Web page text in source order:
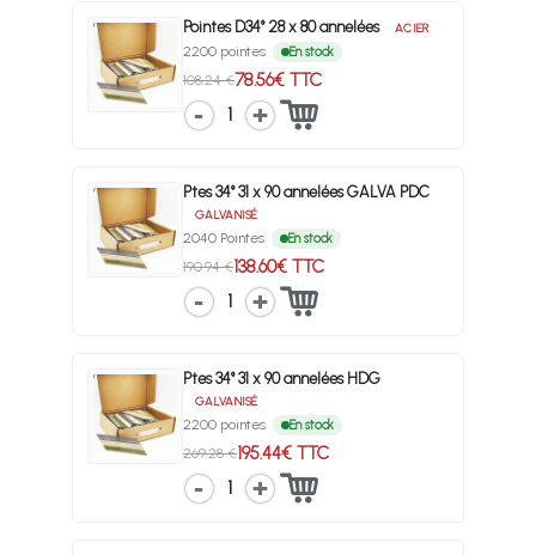
Pointes D34° 28 x 80 annelées ACIER
2200 pointes En stock
108.24 €78.56€ TTC
1
Ptes 34° 31 x 90 annelées GALVA PDC
GALVANISÉ
2040 Pointes En stock
190.94 €138.60€ TTC
1
Ptes 34° 31 x 90 annelées HDG
GALVANISÉ
2200 pointes En stock
269.28 €195.44€ TTC
1